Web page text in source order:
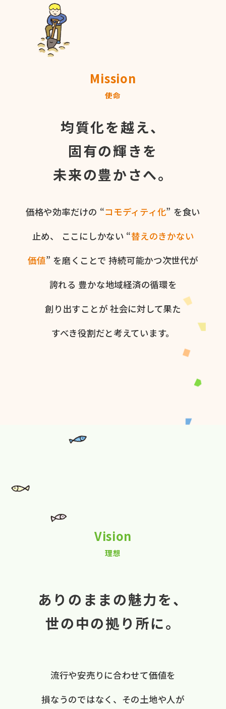
Mission
使命
均質化を越え、
固有の輝きを
未来の豊かさへ。
価格や​効率だけの​ “コモディティ化” を​食い​
止め、
ここに​しかない​ “替えの​きかない​
価値” を​磨く​ことで 持続可能かつ次世代が​
誇れる 豊かな​地域経済の​循環を​
創り出すことが 社会に​対して​果た​
すべき役割だと​考えています。​
Vision
理想
ありのままの魅力を、
世の中の拠り所に。
流行や​安売りに​合わせて​価値を​
損なうのではなく、 ​その​土地や​人が​